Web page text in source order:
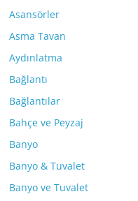
Asansörler
Asma Tavan
Aydınlatma
Bağlantı
Bağlantılar
Bahçe ve Peyzaj
Banyo
Banyo & Tuvalet
Banyo ve Tuvalet